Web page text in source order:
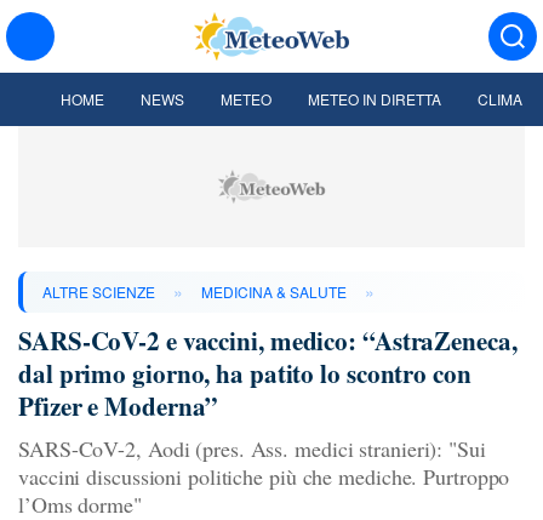
HOME NEWS METEO METEO IN DIRETTA CLIMA
ALTRE SCIENZE » MEDICINA & SALUTE »
SARS-CoV-2 e vaccini, medico: “AstraZeneca,
dal primo giorno, ha patito lo scontro con
Pfizer e Moderna”
SARS-CoV-2, Aodi (pres. Ass. medici stranieri): "Sui
vaccini discussioni politiche più che mediche. Purtroppo
l’Oms dorme"